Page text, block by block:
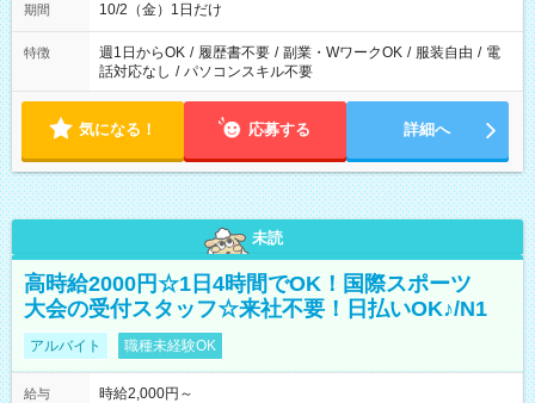
期間 10/2（金）1日だけ
特徴 週1日からOK / 履歴書不要 / 副業・WワークOK / 服装自由 / 電
話対応なし / パソコンスキル不要
気になる！ 応募する 詳細へ
未読
高時給2000円☆1日4時間でOK！国際スポーツ
大会の受付スタッフ☆来社不要！日払いOK♪/N1
アルバイト 職種未経験OK
給与
時給2,000円～